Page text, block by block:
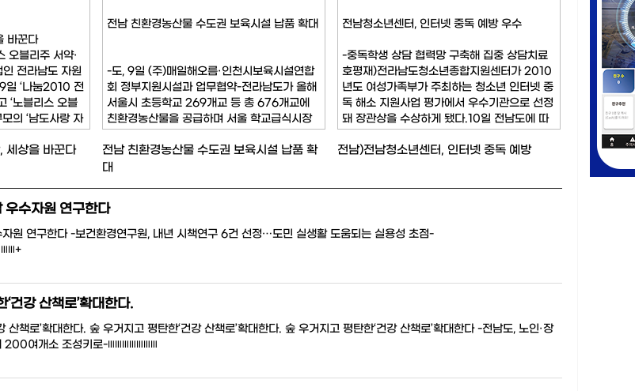
바꾼다
오블리주 서약·
전라남도 자원
일 ‘나눔2010 전
‘노블리스 오블
의 ‘남도사랑 자
서 박준영 전남
세상을 바꾼다
전남 친환경농산물 수도권 보육시설 납품 확대
-도, 9일 (주)매일해오름·인천시보육시설연합
회 정부지원시설과 업무협약-전라남도가 올해
서울시 초등학교 269개교 등 총 676개교에
친환경농산물을 공급하며 서울 학교급식시장
체급식까지 공략할 수 있는 기틀을 마련했다.
전남도는 9일 오후 도청 정약용실에서 정순남
전남 친환경농산물 수도권 보육시설 납품 확
대
전남청소년센터, 인터넷 중독 예방 우수
-중독학생 상담 협력망 구축해 집중 상담치료
호평재)전라남도청소년종합지원센터가 2010
년도 여성가족부가 주최하는 청소년 인터넷 중
독 해소 지원사업 평가에서 우수기관으로 선정
돼 장관상을 수상하게 됐다.10일 전남도에 따
에서 전국 초등학교 4학년생과 중학교 1학년생
전남)전남청소년센터, 인터넷 중독 예방
우수자원 연구한다
자원 연구한다 -보건환경연구원, 내년 시책연구 6건 선정…도민 실생활 도움되는 실용성 초점-
건강 산책로’확대한다.
산책로’확대한다. 숲 우거지고 평탄한‘건강 산책로’확대한다. 숲 우거지고 평탄한‘건강 산책로’확대한다 -전남도, 노인·장
200여개소 조성키로-꠲꠲꠲꠲꠲꠲꠲